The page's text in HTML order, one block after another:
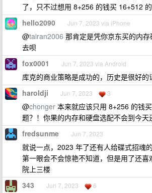
了，只不过想用 8+256 的钱买 16+512 的
hello2090 Jun 7, 2023 via iPhone
@tairan2006 那肯定是凭你京东买的内
去呗
fox0001 Jun 7, 2023 via Android
库克的商业策略是成功的，历史是很好的
haroldji Jun 7, 2023 3
@chonger 本来就应该只用 8+256 的钱
题？！你果的内存和硬盘选配不会到今天
fredsunme Jun 7, 2023
就说一点，2023 年了还有人给碟式招魂
第一眼会不会惊艳不知道，但是用了还喜
院上三楼
343 Jun 7, 2023 6